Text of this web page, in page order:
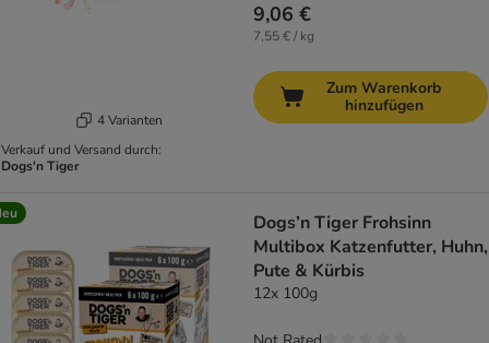
4 Varianten
Verkauf und Versand durch:
Dogs'n Tiger
9,06 €
7,55 € / kg
Zum Warenkorb
hinzufügen
Dogs’n Tiger Frohsinn
Multibox Katzenfutter, Huhn,
Pute & Kürbis
12x 100g